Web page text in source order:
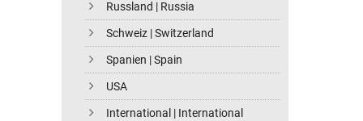
Russland | Russia
Schweiz | Switzerland
Spanien | Spain
USA
International | International